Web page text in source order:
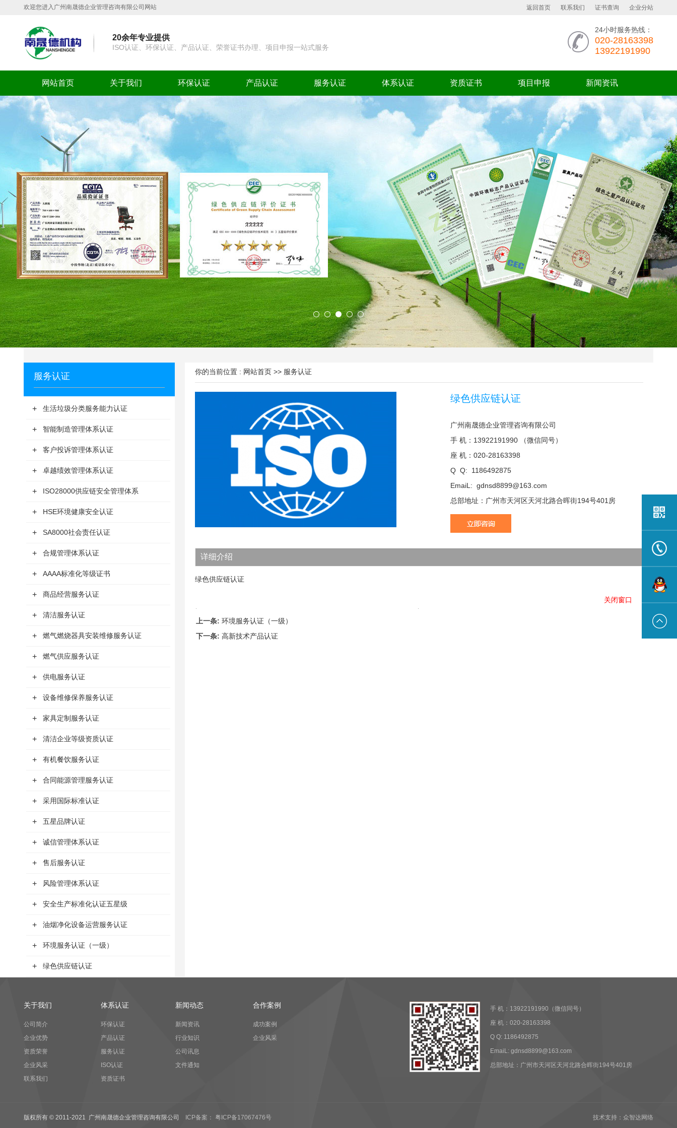
在线联系
欢迎您进入广州南晟德企业管理咨询有限公司网站 返回首页 联系我们 证书查询 企业分站
20余年专业提供
ISO认证、环保认证、产品认证、荣誉证书办理、项目申报一站式服务
24小时服务热线：
020-28163398
13922191990
网站首页 关于我们 环保认证 产品认证 服务认证 体系认证 资质证书 项目申报 新闻资讯
服务认证
+ 生活垃圾分类服务能力认证
+ 智能制造管理体系认证
+ 客户投诉管理体系认证
+ 卓越绩效管理体系认证
+ ISO28000供应链安全管理体系
+ HSE环境健康安全认证
+ SA8000社会责任认证
+ 合规管理体系认证
+ AAAA标准化等级证书
+ 商品经营服务认证
+ 清洁服务认证
+ 燃气燃烧器具安装维修服务认证
+ 燃气供应服务认证
+ 供电服务认证
+ 设备维修保养服务认证
+ 家具定制服务认证
+ 清洁企业等级资质认证
+ 有机餐饮服务认证
+ 合同能源管理服务认证
+ 采用国际标准认证
+ 五星品牌认证
+ 诚信管理体系认证
+ 售后服务认证
+ 风险管理体系认证
+ 安全生产标准化认证五星级
+ 油烟净化设备运营服务认证
+ 环境服务认证（一级）
+ 绿色供应链认证
你的当前位置 : 网站首页 >> 服务认证
绿色供应链认证
广州南晟德企业管理咨询有限公司
手 机：13922191990 （微信同号）
座 机：020-28163398
Q Q: 1186492875
EmaiL: gdnsd8899@163.com
总部地址：广州市天河区天河北路合晖街194号401房
详细介绍
绿色供应链认证
关闭窗口
上一条: 环境服务认证（一级）
下一条: 高新技术产品认证
关于我们
公司简介
企业优势
资质荣誉
企业风采
联系我们
体系认证
环保认证
产品认证
服务认证
ISO认证
资质证书
新闻动态
新闻资讯
行业知识
公司讯息
文件通知
合作案例
成功案例
企业风采
手 机：13922191990（微信同号）
座 机：020-28163398
Q Q: 1186492875
EmaiL: gdnsd8899@163.com
总部地址：广州市天河区天河北路合晖街194号401房
版权所有 © 2011-2021 广州南晟德企业管理咨询有限公司 ICP备案： 粤ICP备17067476号 技术支持：众智达网络